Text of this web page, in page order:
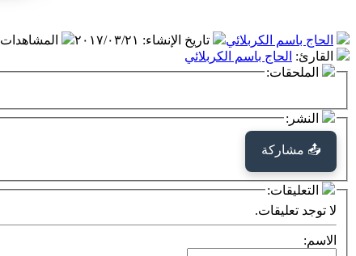
الحاج باسم الكربلائي تاريخ الإنشاء: ٢٠١٧/٠٣/٢١ المشاهدات
القارئ: الحاج باسم الكربلائي
الملحقات:
النشر:
📤 مشاركة
التعليقات:
لا توجد تعليقات.
الاسم: